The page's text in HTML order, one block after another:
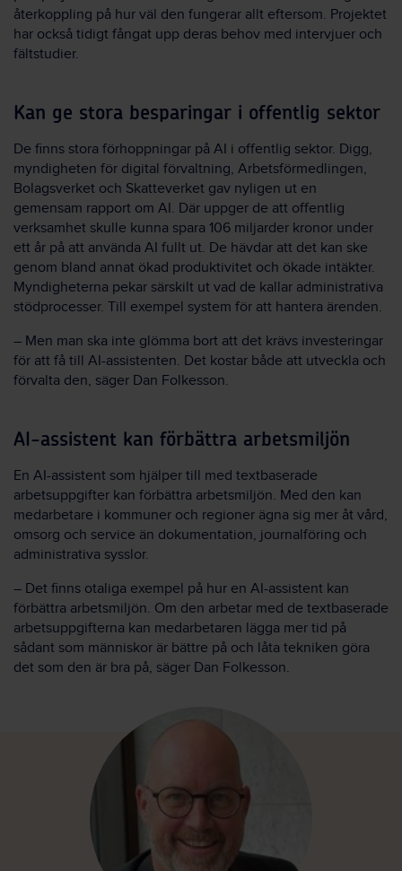
återkoppling på hur väl den fungerar allt eftersom. Projektet
har också tidigt fångat upp deras behov med intervjuer och
fältstudier.
Kan ge stora besparingar i offentlig sektor
De finns stora förhoppningar på AI i offentlig sektor. Digg,
myndigheten för digital förvaltning, Arbetsförmedlingen,
Bolagsverket och Skatteverket gav nyligen ut en
gemensam rapport om AI. Där uppger de att offentlig
verksamhet skulle kunna spara 106 miljarder kronor under
ett år på att använda AI fullt ut. De hävdar att det kan ske
genom bland annat ökad produktivitet och ökade intäkter.
Myndigheterna pekar särskilt ut vad de kallar administrativa
stödprocesser. Till exempel system för att hantera ärenden.
– Men man ska inte glömma bort att det krävs investeringar
för att få till AI-assistenten. Det kostar både att utveckla och
förvalta den, säger Dan Folkesson.
AI-assistent kan förbättra arbetsmiljön
En AI-assistent som hjälper till med textbaserade
arbetsuppgifter kan förbättra arbetsmiljön. Med den kan
medarbetare i kommuner och regioner ägna sig mer åt vård,
omsorg och service än dokumentation, journalföring och
administrativa sysslor.
– Det finns otaliga exempel på hur en AI-assistent kan
förbättra arbetsmiljön. Om den arbetar med de textbaserade
arbetsuppgifterna kan medarbetaren lägga mer tid på
sådant som människor är bättre på och låta tekniken göra
det som den är bra på, säger Dan Folkesson.